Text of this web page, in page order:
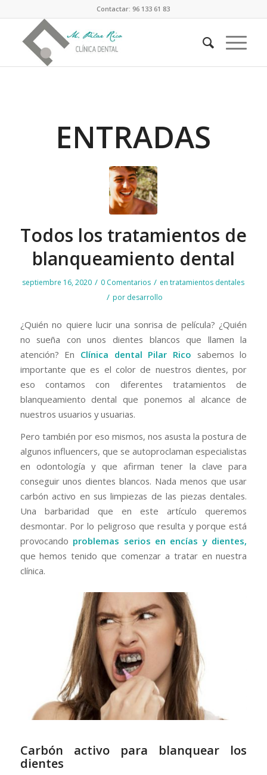
Contactar: 96 133 61 83
ENTRADAS
Todos los tratamientos de
blanqueamiento dental
septiembre 16, 2020 / 0 Comentarios / entratamientos dentales
/ por desarrollo
¿Quién no quiere lucir una sonrisa de película? ¿Quién
no sueña con unos dientes blancos que llamen la
atención? En Clínica dental Pilar Rico sabemos lo
importante que es el color de nuestros dientes, por
eso contamos con diferentes tratamientos de
blanqueamiento dental que ponemos al alcance de
nuestros usuarios y usuarias.
Pero también por eso mismos, nos asusta la postura de
algunos influencers, que se autoproclaman especialistas
en odontología y que afirman tener la clave para
conseguir unos dientes blancos. Nada menos que usar
carbón activo en sus limpiezas de las piezas dentales.
Una barbaridad que en este artículo queremos
desmontar. Por lo peligroso que resulta y porque está
provocando problemas serios en encías y dientes,
que hemos tenido que comenzar a tratar en nuestra
clínica.
Carbón activo para blanquear los
dientes